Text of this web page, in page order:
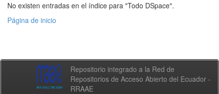
No existen entradas en el índice para "Todo DSpace".
Página de inicio
Repositorio integrado a la Red de
Repositorios de Acceso Abierto del Ecuador -
RRAAE